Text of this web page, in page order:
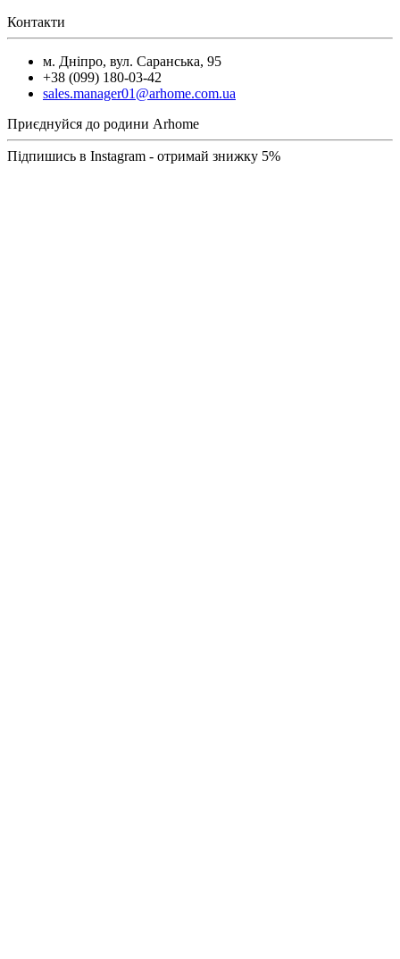
Контакти
м. Дніпро, вул. Саранська, 95
+38 (099) 180-03-42
sales.manager01@arhome.com.ua
Приєднуйся до родини Arhome
Підпишись в Instagram - отримай знижку 5%